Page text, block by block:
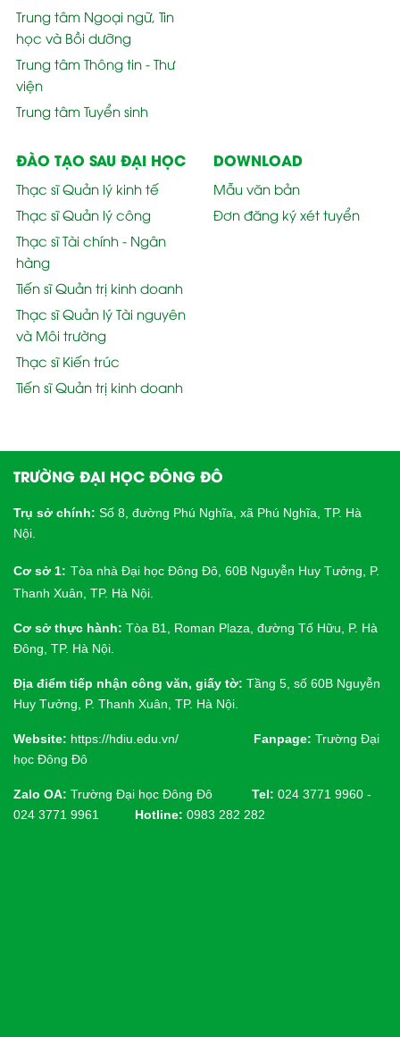
Trung tâm Ngoại ngữ, Tin
học và Bồi dưỡng
Trung tâm Thông tin - Thư
viện
Trung tâm Tuyển sinh
ĐÀO TẠO SAU ĐẠI HỌC
Thạc sĩ Quản lý kinh tế
Thạc sĩ Quản lý công
Thạc sĩ Tài chính - Ngân
hàng
Tiến sĩ Quản trị kinh doanh
Thạc sĩ Quản lý Tài nguyên
và Môi trường
Thạc sĩ Kiến trúc
Tiến sĩ Quản trị kinh doanh
DOWNLOAD
Mẫu văn bản
Đơn đăng ký xét tuyển
TRƯỜNG ĐẠI HỌC ĐÔNG ĐÔ
Trụ sở chính: Số 8, đường Phú Nghĩa, xã Phú Nghĩa, TP. Hà
Nội.
Cơ sở 1: Tòa nhà Đại học Đông Đô, 60B Nguyễn Huy Tưởng, P.
Thanh Xuân, TP. Hà Nội.
Cơ sở thực hành: Tòa B1, Roman Plaza, đường Tố Hữu, P. Hà
Đông, TP. Hà Nội.
Địa điểm tiếp nhận công văn, giấy tờ: Tầng 5, số 60B Nguyễn
Huy Tưởng, P. Thanh Xuân, TP. Hà Nội.
Website: https://hdiu.edu.vn/ Fanpage: Trường Đại
học Đông Đô
Zalo OA: Trường Đại học Đông Đô Tel: 024 3771 9960 -
024 3771 9961
Hotline: 0983 282 282